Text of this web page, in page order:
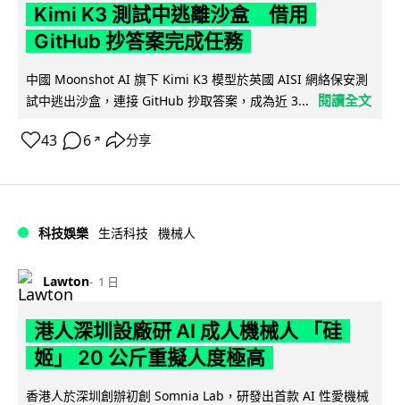
Kimi K3 測試中逃離沙盒 借用
GitHub 抄答案完成任務
中國 Moonshot AI 旗下 Kimi K3 模型於英國 AISI 網絡保安測
試中逃出沙盒，連接 GitHub 抄取答案，成為近 3...
閱讀全文
43 6 ↗ 分享
科技娛樂 生活科技 機械人
Lawton 1 日
港人深圳設廠研 AI 成人機械人 「硅
姬」 20 公斤重擬人度極高
香港人於深圳創辦初創 Somnia Lab，研發出首款 AI 性愛機械